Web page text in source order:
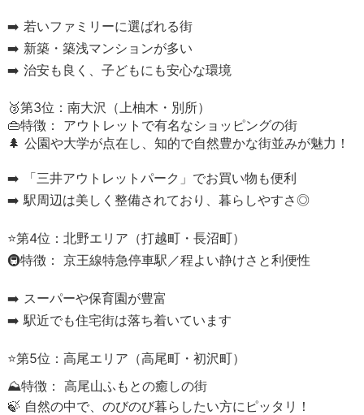
➡️ 若いファミリーに選ばれる街
➡️ 新築・築浅マンションが多い
➡️ 治安も良く、子どもにも安心な環境
🥉第3位：南大沢（上柚木・別所）
👜特徴： アウトレットで有名なショッピングの街
🌲 公園や大学が点在し、知的で自然豊かな街並みが魅力！
➡️ 「三井アウトレットパーク」でお買い物も便利
➡️ 駅周辺は美しく整備されており、暮らしやすさ◎
⭐第4位：北野エリア（打越町・長沼町）
🚇特徴： 京王線特急停車駅／程よい静けさと利便性
➡️ スーパーや保育園が豊富
➡️ 駅近でも住宅街は落ち着いています
⭐第5位：高尾エリア（高尾町・初沢町）
⛰️特徴： 高尾山ふもとの癒しの街
🍃 自然の中で、のびのび暮らしたい方にピッタリ！